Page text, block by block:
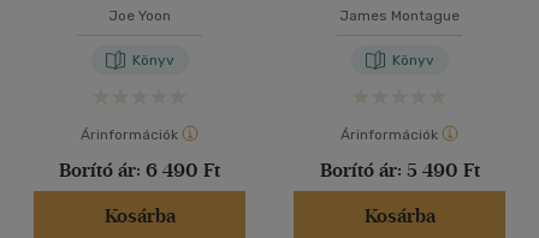
Joe Yoon
Könyv
Árinformációk
Borító ár: 6 490 Ft
Kosárba
James Montague
Könyv
Árinformációk
Borító ár: 5 490 Ft
Kosárba